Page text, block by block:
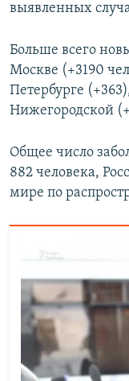
выявленных
Больше всего
Москве (+3190
Петербурге
Нижегородской
Общее число
882 человека,
мире по